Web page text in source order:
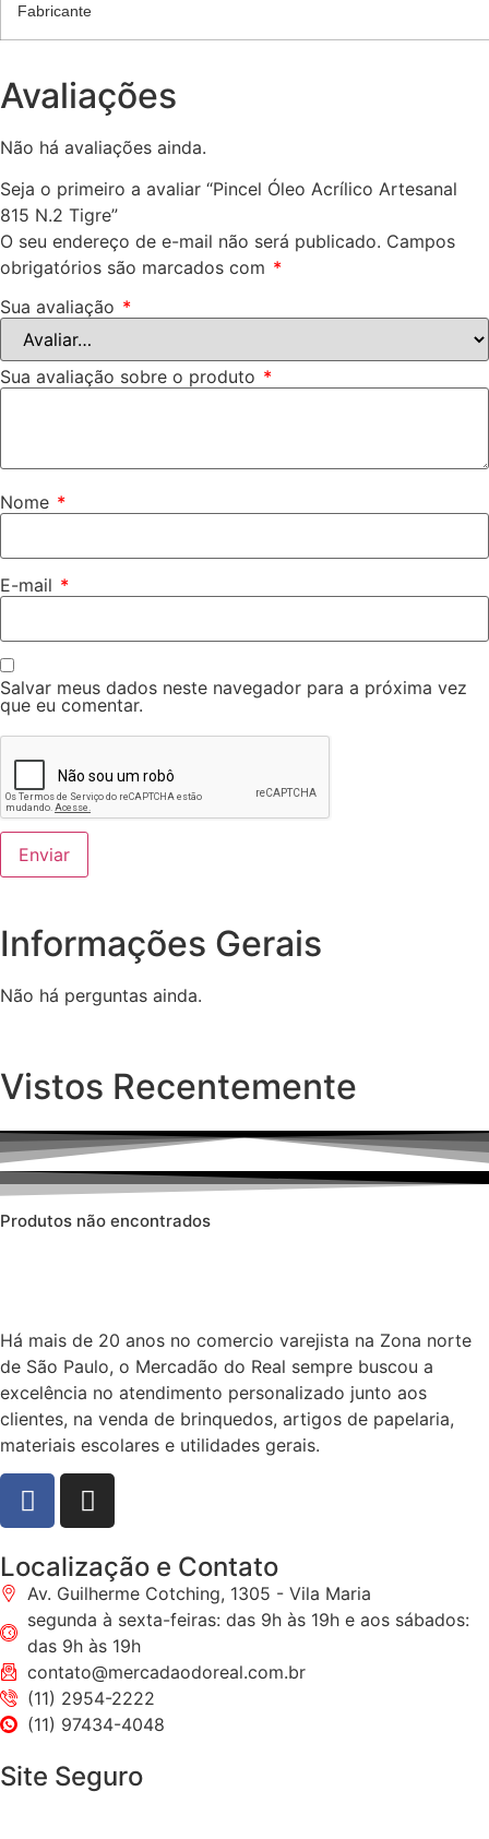
Fabricante
Avaliações
Não há avaliações ainda.
Seja o primeiro a avaliar “Pincel Óleo Acrílico Artesanal
815 N.2 Tigre”
O seu endereço de e-mail não será publicado. Campos
obrigatórios são marcados com *
Sua avaliação *
Sua avaliação sobre o produto *
Nome *
E-mail *
Salvar meus dados neste navegador para a próxima vez
que eu comentar.
Informações Gerais
Não há perguntas ainda.
Vistos Recentemente
Produtos não encontrados
Há mais de 20 anos no comercio varejista na Zona norte
de São Paulo, o Mercadão do Real sempre buscou a
excelência no atendimento personalizado junto aos
clientes, na venda de brinquedos, artigos de papelaria,
materiais escolares e utilidades gerais.
Localização e Contato
Av. Guilherme Cotching, 1305 - Vila Maria
segunda à sexta-feiras: das 9h às 19h e aos sábados:
das 9h às 19h
contato@mercadaodoreal.com.br
(11) 2954-2222
(11) 97434-4048
Site Seguro